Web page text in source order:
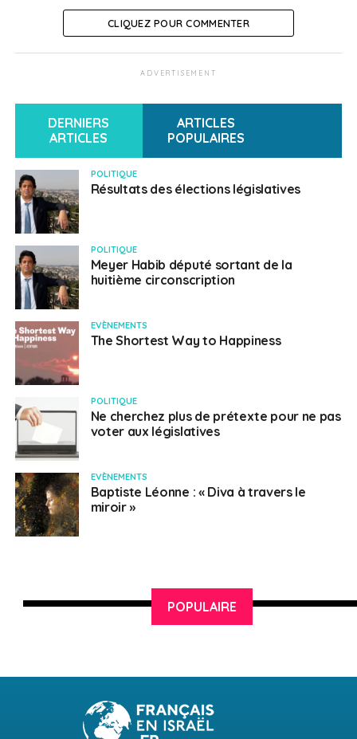
CLIQUEZ POUR COMMENTER
ADVERTISEMENT
DERNIERS
ARTICLES
ARTICLES
POPULAIRES
POLITIQUE
Résultats des élections législatives
POLITIQUE
Meyer Habib député sortant de la
huitième circonscription
EVÈNEMENTS
The Shortest Way to Happiness
POLITIQUE
Ne cherchez plus de prétexte pour ne pas
voter aux législatives
EVÈNEMENTS
Baptiste Léonne : « Diva à travers le
miroir »
POPULAIRE